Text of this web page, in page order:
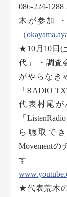
086-224-
木が参加
（
★10月10日(
代」 ・調
がやらなき
「RADIO
代表村尾が
「
ら聴取で
Movement
★代表荒木